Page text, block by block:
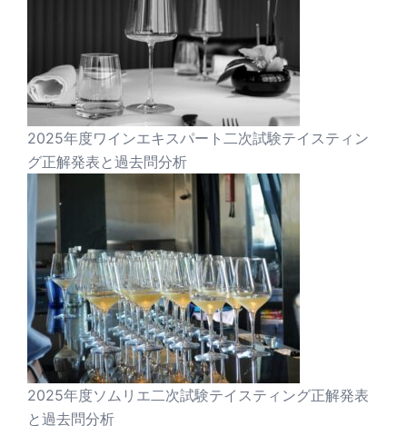
2025年度ワインエキスパート二次試験テイスティン
グ正解発表と過去問分析
2025年度ソムリエ二次試験テイスティング正解発表
と過去問分析